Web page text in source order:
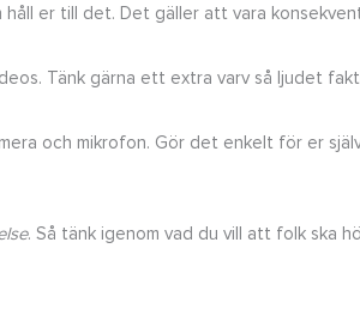
er till det. Det gäller att vara
Tänk gärna ett extra varv så ljudet
och mikrofon. Gör det enkelt för er
. Så tänk igenom vad du vill att folk ska